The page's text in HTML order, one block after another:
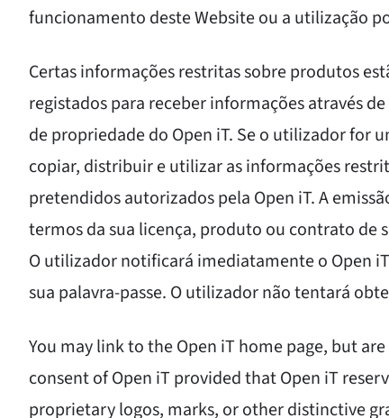
funcionamento deste Website ou a utilização
Certas informações restritas sobre produtos
registados para receber informações através
de propriedade do Open iT. Se o utilizador for
copiar, distribuir e utilizar as informações
pretendidos autorizados pela Open iT. A
termos da sua licença, produto ou contrato de
O utilizador notificará imediatamente o Open
sua palavra-passe. O utilizador não tentará
You may link to the Open iT home page, but
consent of Open iT provided that Open iT
proprietary logos, marks, or other distinctive